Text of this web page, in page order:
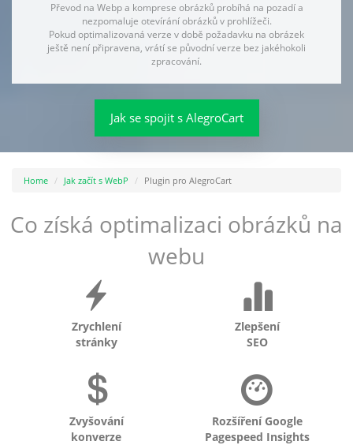
Převod na Webp a komprese obrázků probíhá na pozadí a
nezpomaluje otevírání obrázků v prohlížeči.
Pokud optimalizovaná verze v době požadavku na obrázek
ještě není připravena, vrátí se původní verze bez jakéhokoli
zpracování.
Jak se spojit s AlegroCart
Home Jak začít s WebP Plugin pro AlegroCart
Co získá optimalizaci obrázků na
webu
Zrychlení
stránky
Zlepšení
SEO
Zvyšování
konverze
Rozšíření Google
Pagespeed Insights